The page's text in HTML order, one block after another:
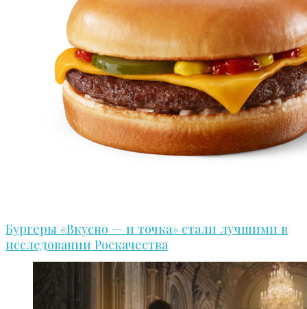
Бургеры «Вкусно — и точка» стали лучшими в
исследовании Роскачества